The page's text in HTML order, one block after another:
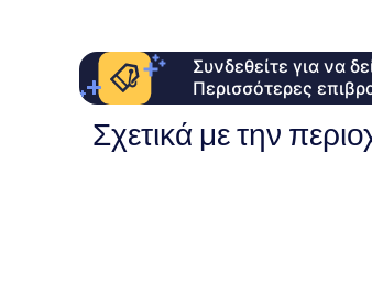
Συνδεθείτε για να
Περισσότερες
Σχετικά με την